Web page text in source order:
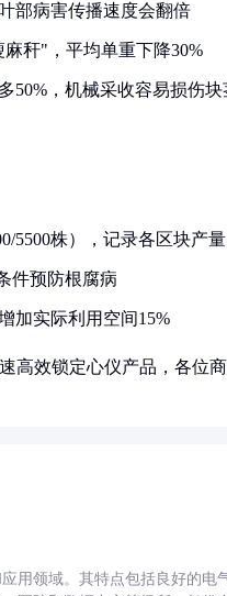
部病害传播速度会翻倍
麻秆"，平均单重下降30%
50%，机械采收容易损伤块
5500株），记录各区块产量
件预防根腐病
加实际利用空间15%
高效锁定心仪产品，各位
用领域。其特点包括良好的电